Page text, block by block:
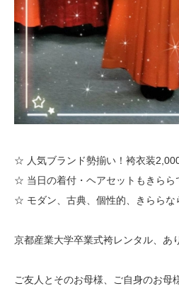
☆ 人気ブランド勢揃い！袴衣装2,000
☆ 当日の着付・ヘアセットもきらら
☆ モダン、古典、個性的、きらら
京都産業大学卒業式袴レンタル、あ
ご友人とそのお母様、ご自身のお母